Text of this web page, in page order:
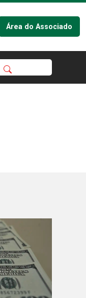
Área do Associado